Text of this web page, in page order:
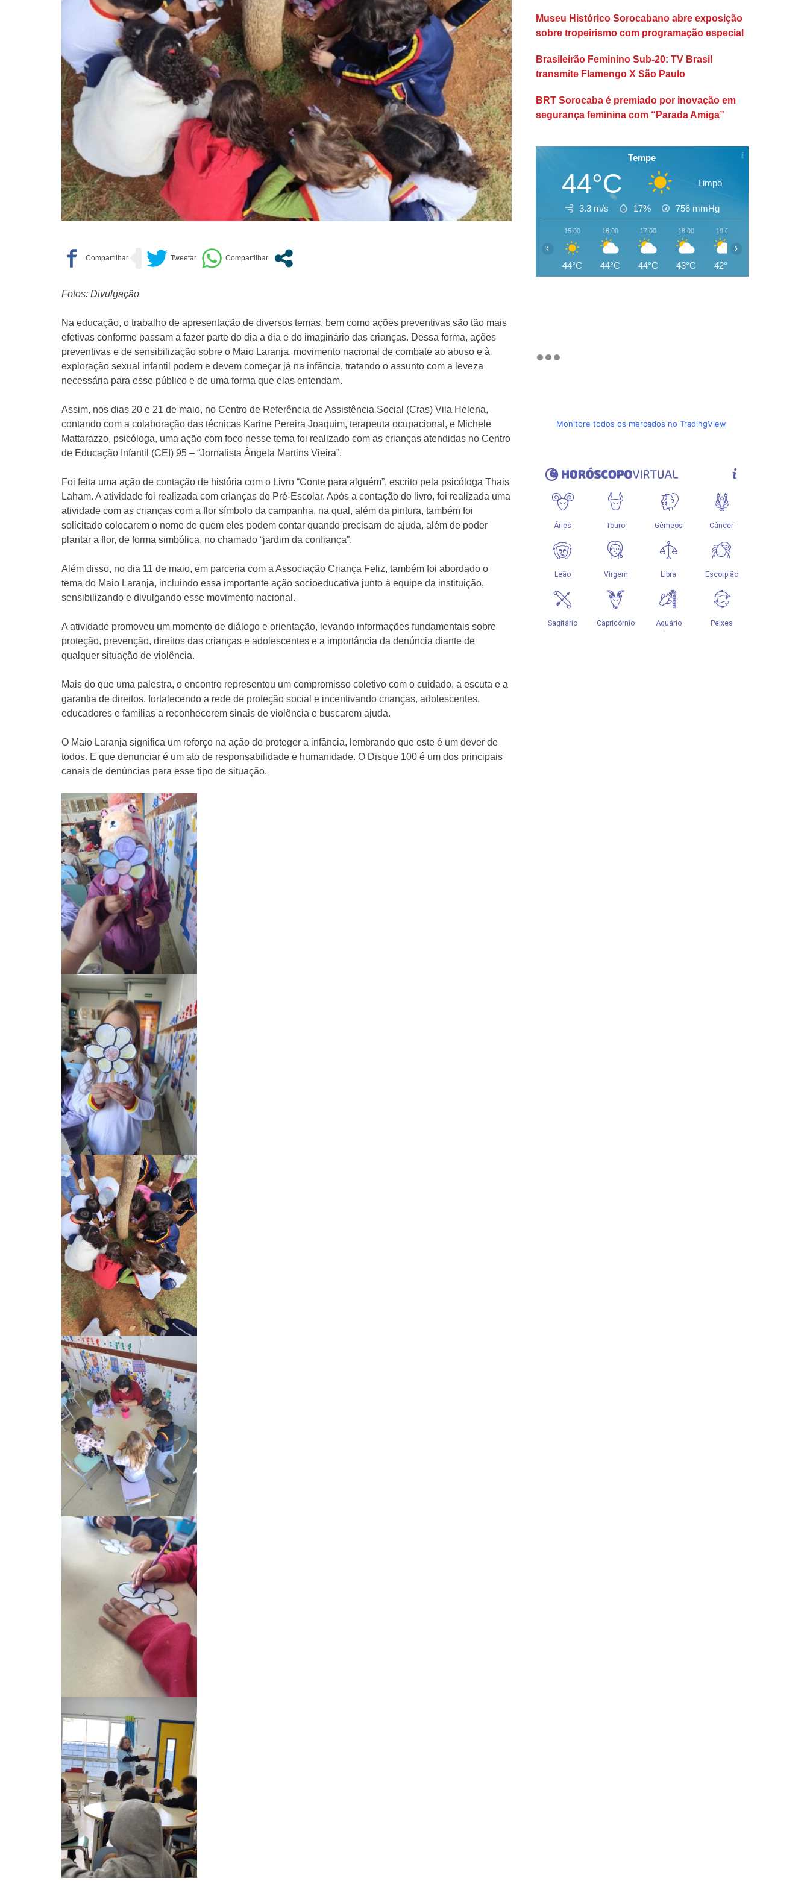
Fotos: Divulgação
Na educação, o trabalho de apresentação de diversos temas, bem como ações preventivas são tão mais
efetivas conforme passam a fazer parte do dia a dia e do imaginário das crianças. Dessa forma, ações
preventivas e de sensibilização sobre o Maio Laranja, movimento nacional de combate ao abuso e à
exploração sexual infantil podem e devem começar já na infância, tratando o assunto com a leveza
necessária para esse público e de uma forma que elas entendam.
Assim, nos dias 20 e 21 de maio, no Centro de Referência de Assistência Social (Cras) Vila Helena,
contando com a colaboração das técnicas Karine Pereira Joaquim, terapeuta ocupacional, e Michele
Mattarazzo, psicóloga, uma ação com foco nesse tema foi realizado com as crianças atendidas no Centro
de Educação Infantil (CEI) 95 – “Jornalista Ângela Martins Vieira”.
Foi feita uma ação de contação de história com o Livro “Conte para alguém”, escrito pela psicóloga Thais
Laham. A atividade foi realizada com crianças do Pré-Escolar. Após a contação do livro, foi realizada uma
atividade com as crianças com a flor símbolo da campanha, na qual, além da pintura, também foi
solicitado colocarem o nome de quem eles podem contar quando precisam de ajuda, além de poder
plantar a flor, de forma simbólica, no chamado “jardim da confiança”.
Além disso, no dia 11 de maio, em parceria com a Associação Criança Feliz, também foi abordado o
tema do Maio Laranja, incluindo essa importante ação socioeducativa junto à equipe da instituição,
sensibilizando e divulgando esse movimento nacional.
A atividade promoveu um momento de diálogo e orientação, levando informações fundamentais sobre
proteção, prevenção, direitos das crianças e adolescentes e a importância da denúncia diante de
qualquer situação de violência.
Mais do que uma palestra, o encontro representou um compromisso coletivo com o cuidado, a escuta e a
garantia de direitos, fortalecendo a rede de proteção social e incentivando crianças, adolescentes,
educadores e famílias a reconhecerem sinais de violência e buscarem ajuda.
O Maio Laranja significa um reforço na ação de proteger a infância, lembrando que este é um dever de
todos. E que denunciar é um ato de responsabilidade e humanidade. O Disque 100 é um dos principais
canais de denúncias para esse tipo de situação.
Museu Histórico Sorocabano abre exposição
sobre tropeirismo com programação especial
Brasileirão Feminino Sub-20: TV Brasil
transmite Flamengo X São Paulo
BRT Sorocaba é premiado por inovação em
segurança feminina com “Parada Amiga”
Tempe
44°C Limpo
3.3 m/s 17% 756 mmHg
15:00
44°C
16:00
44°C
17:00
44°C
18:00
43°C
19:00
42°C
‹ ›
Monitore todos os mercados no TradingView